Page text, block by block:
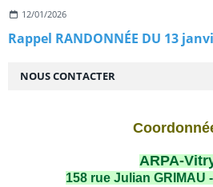
12/01/2026
Rappel RANDONNÉE DU 13
NOUS CONTACTER
ARPA-
158 rue Julian GRIMAU